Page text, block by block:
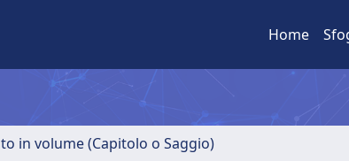
Home
in volume (Capitolo o Saggio)